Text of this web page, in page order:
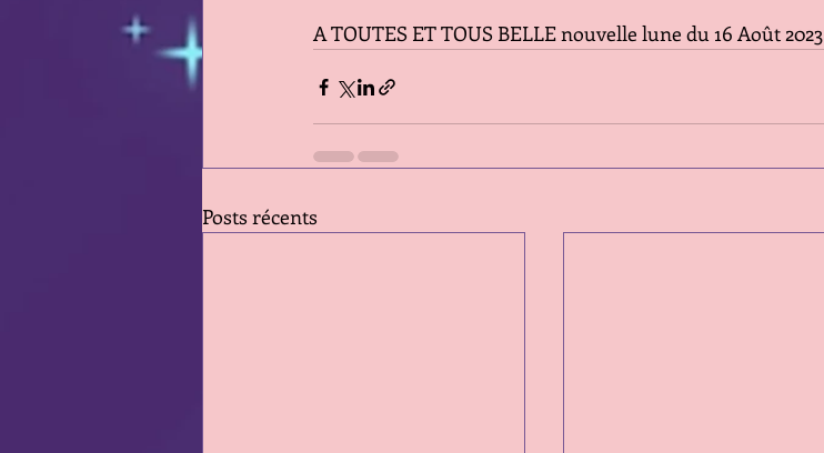
A TOUTES ET TOUS BELLE nouvelle lune du 16 Août 2023
Posts récents